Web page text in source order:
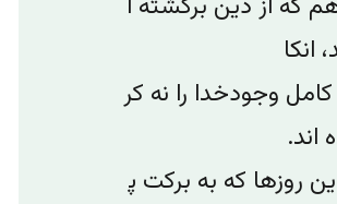
انکا
کامل وجودخدا را نه کر
اند.
روزها که به برکت پ